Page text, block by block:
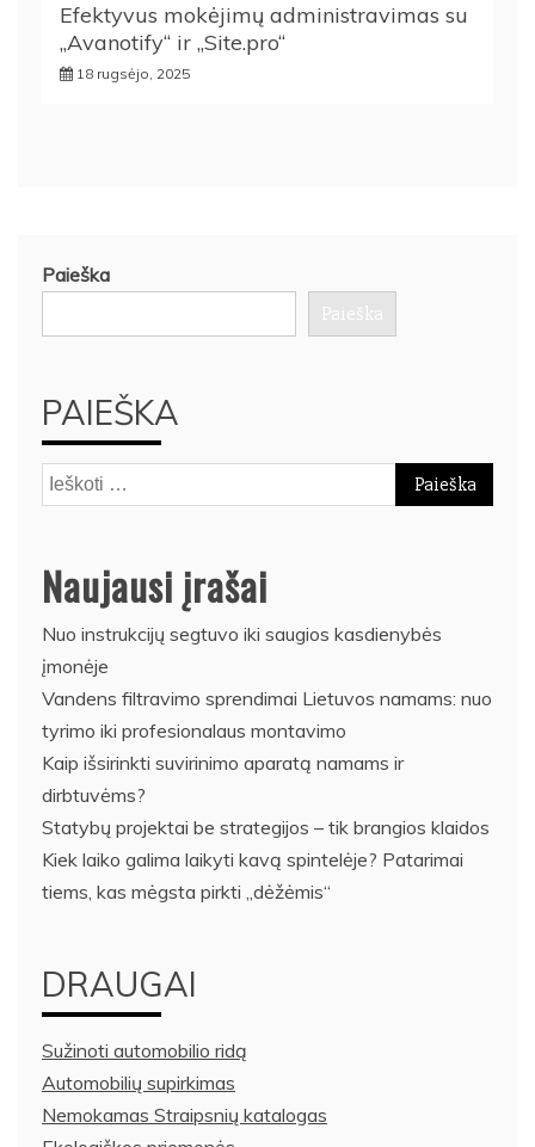
Efektyvus mokėjimų administravimas su
„Avanotify“ ir „Site.pro“
18 rugsėjo, 2025
Paieška
Paieška
PAIEŠKA
Ieškoti:
Naujausi įrašai
Nuo instrukcijų segtuvo iki saugios kasdienybės
įmonėje
Vandens filtravimo sprendimai Lietuvos namams: nuo
tyrimo iki profesionalaus montavimo
Kaip išsirinkti suvirinimo aparatą namams ir
dirbtuvėms?
Statybų projektai be strategijos – tik brangios klaidos
Kiek laiko galima laikyti kavą spintelėje? Patarimai
tiems, kas mėgsta pirkti „dėžėmis“
DRAUGAI
Sužinoti automobilio ridą
Automobilių supirkimas
Nemokamas Straipsnių katalogas